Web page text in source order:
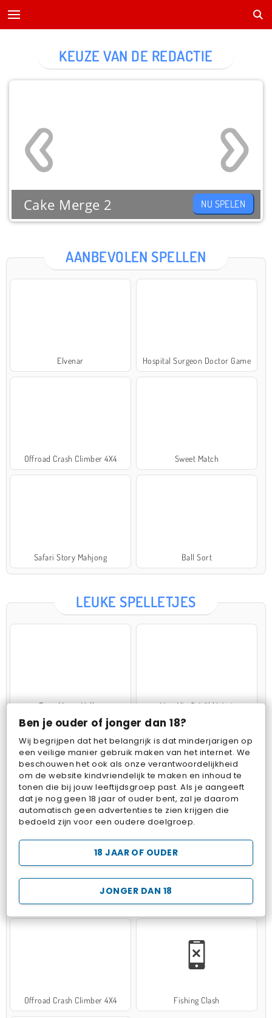
Ben je ouder of jonger dan 18?
Wij begrijpen dat het belangrijk is dat minderjarigen op
een veilige manier gebruik maken van het internet. We
beschouwen het ook als onze verantwoordelijkheid
om de website kindvriendelijk te maken en inhoud te
tonen die bij jouw leeftijdsgroep past. Als je aangeeft
dat je nog geen 18 jaar of ouder bent, zal je daarom
automatisch geen advertenties te zien krijgen die
bedoeld zijn voor een oudere doelgroep.
JONGER DAN 18
18 JAAR OF OUDER
AANBEVOLEN SPELLEN
Elvenar Hospital Surgeon Doctor Game
Offroad Crash Climber 4X4 Sweet Match
Safari Story Mahjong Ball Sort
KEUZE VAN DE REDACTIE
Cake Merge 2 NU SPELEN
LEUKE SPELLETJES
Farm Merge Valley VegaMix 2: Wild West
Pop Fruit Bubbits
Hospital Surgeon Doctor Game Potion Sort
Offroad Crash Climber 4X4 Fishing Clash